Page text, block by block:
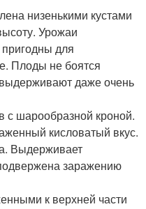
низенькими кустами
Урожаи
для
Плоды не боятся
даже очень
с шарообразной кроной.
кисловатый вкус.
Выдерживает
заражению
к верхней части